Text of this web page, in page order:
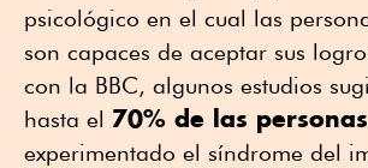
psicológico en el cual las
son capaces de aceptar sus
con la BBC, algunos estudios
hasta el 70% de las personas
experimentado el síndrome del